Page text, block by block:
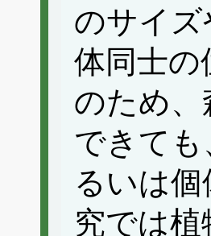
のサイ
体同士の
のため
できて
るいは
究では